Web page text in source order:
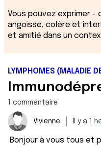
Vous pouvez exprimer -
angoisse, colère et
et amitié dans un
LYMPHOMES (MALADIE
1 commentaire
Vivienne Il y a 1
Bonjour à vous tous et